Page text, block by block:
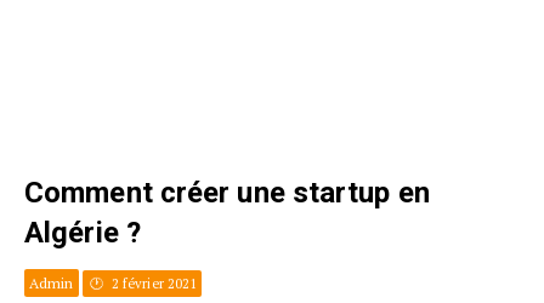
Comment créer une startup en
Algérie ?
Admin 2 février 2021